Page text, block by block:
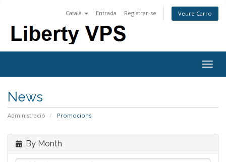
Català Entrada Registrar-se Veure Carro
News
Administració Promocions
By Month